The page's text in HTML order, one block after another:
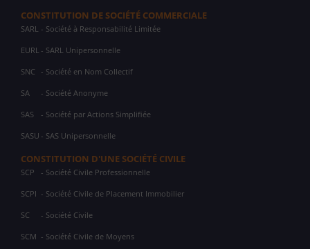
CONSTITUTION DE SOCIÉTÉ COMMERCIALE
SARL - Société à Responsabilité Limitée
EURL - SARL Unipersonnelle
SNC - Société en Nom Collectif
SA - Société Anonyme
SAS - Société par Actions Simplifiée
SASU - SAS Unipersonnelle
CONSTITUTION D'UNE SOCIÉTÉ CIVILE
SCP - Société Civile Professionnelle
SCPI - Société Civile de Placement Immobilier
SC - Société Civile
SCM - Société Civile de Moyens